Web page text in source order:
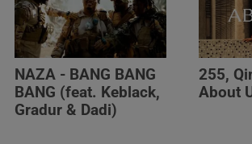
NAZA - BANG BANG
BANG (feat. Keblack,
Gradur & Dadi)
255,
About